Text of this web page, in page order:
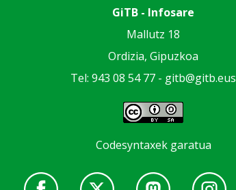
GiTB - Infosare
Mallutz 18
Ordizia, Gipuzkoa
Tel: 943 08 54 77 - gitb@gitb.eus
Codesyntaxek garatua